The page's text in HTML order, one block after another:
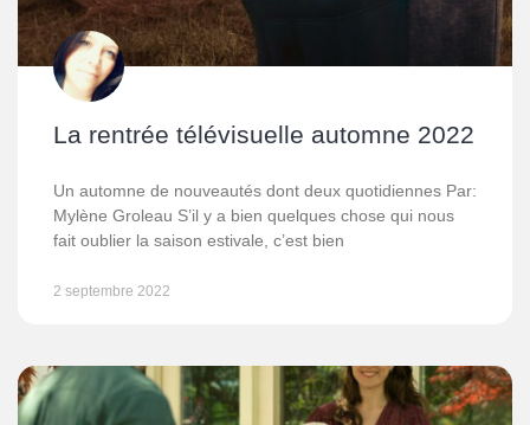
La rentrée télévisuelle automne 2022
Un automne de nouveautés dont deux quotidiennes Par:
Mylène Groleau S’il y a bien quelques chose qui nous
fait oublier la saison estivale, c’est bien
2 septembre 2022